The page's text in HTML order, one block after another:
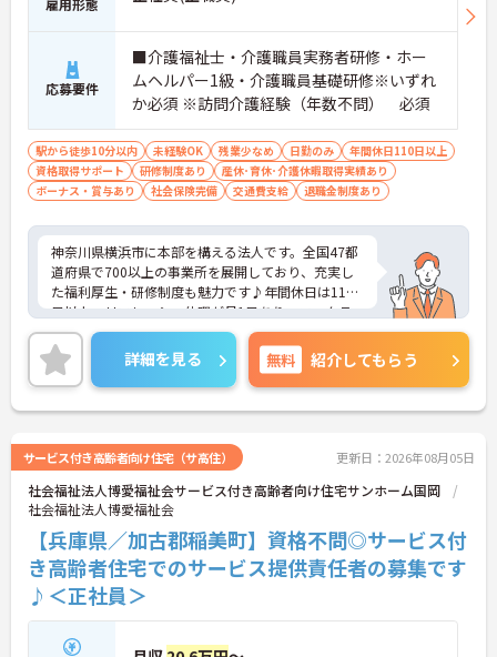
雇用形態
応募要件
■介護福祉士・介護職員実務者研修・ホー
ムヘルパー1級・介護職員基礎研修※いずれ
か必須 ※訪問介護経験（年数不問） 必須
駅から徒歩10分以内 未経験OK 残業少なめ 日勤のみ
年間休日110日以上
資格取得サポート
研修制度あり
産休･育休･介護休暇取得実績あり
ボーナス・賞与あり
社会保険完備 交通費支給 退職金制度あり
神奈川県横浜市に本部を構える法人です。全国47都
道府県で700以上の事業所を展開しており、充実し
た福利厚生・研修制度も魅力です♪年間休日は110
日以上、リフレッシュ休暇が月1日あり、ワークラ
イフバランスを重視される方にもおすすめです。ご
興味のある方には、面接対策ポイントなど、さらに
詳細をお話しいたしますのでお気軽にご相談くださ
い！
詳細を見る 無料 紹介してもらう
サービス付き高齢者向け住宅（サ高住） 更新日：2026年08月05日
社会福祉法人博愛福祉会サービス付き高齢者向け住宅サンホーム国岡
社会福祉法人博愛福祉会
【兵庫県／加古郡稲美町】資格不問◎サービス付
き高齢者住宅でのサービス提供責任者の募集です
♪＜正社員＞